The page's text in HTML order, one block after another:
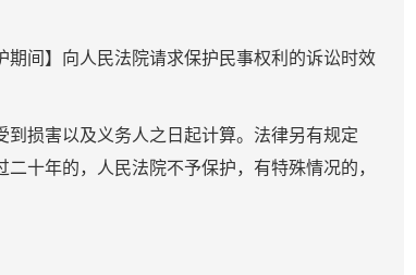
间】向人民法院请求保护民事权利的诉讼时效
损害以及义务人之日起计算。法律另有规定
十年的，人民法院不予保护，有特殊情况的，